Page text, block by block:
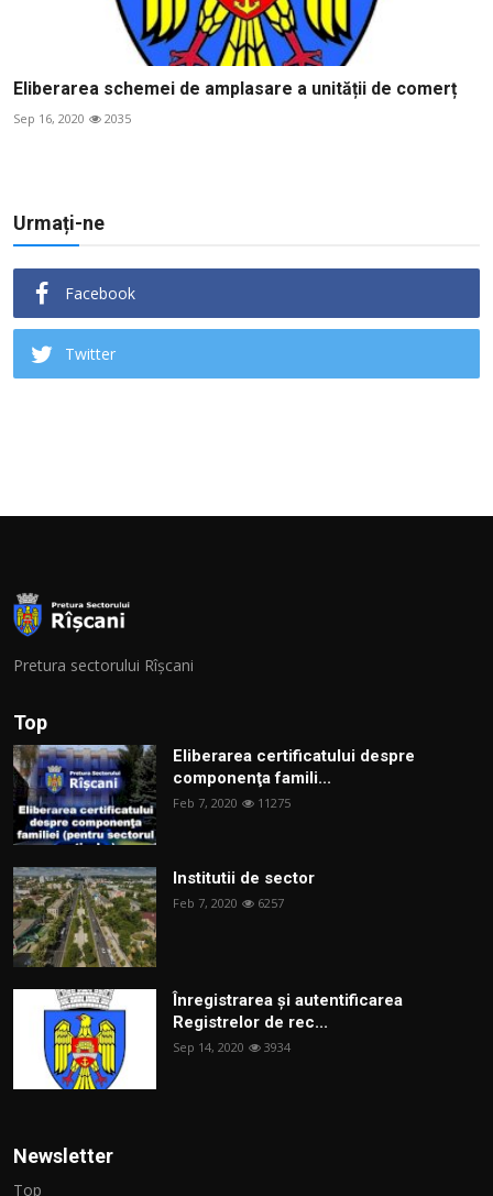
Eliberarea schemei de amplasare a unității de comerț
Sep 16, 2020 2035
Urmați-ne
Facebook
Twitter
Pretura sectorului Rîșcani
Top
Eliberarea certificatului despre
componenţa famili...
Feb 7, 2020 11275
Institutii de sector
Feb 7, 2020 6257
Înregistrarea și autentificarea
Registrelor de rec...
Sep 14, 2020 3934
Newsletter
Top